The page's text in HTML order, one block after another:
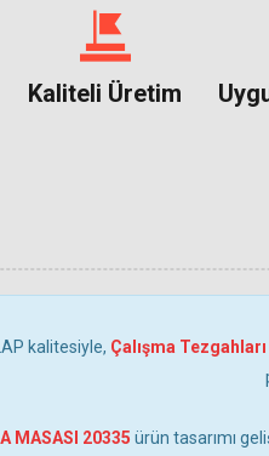
Kaliteli Üretim
kalitesiyle, Çalışma Tezgahları
MASASI 20335 ürün tasarımı